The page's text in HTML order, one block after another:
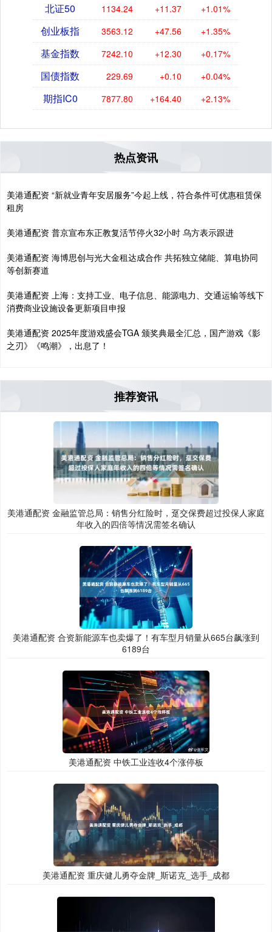
北证50 1134.24 +11.37 +1.01%
创业板指 3563.12 +47.56 +1.35%
基金指数 7242.10 +12.30 +0.17%
国债指数 229.69 +0.10 +0.04%
期指IC0 7877.80 +164.40 +2.13%
热点资讯
美港通配资 “新就业青年安居服务”今起上线，符合条件可优惠租赁保
租房
美港通配资 普京宣布东正教复活节停火32小时 乌方表示跟进
美港通配资 海博思创与光大金租达成合作 共拓独立储能、算电协同
等创新赛道
美港通配资 上海：支持工业、电子信息、能源电力、交通运输等线下
消费商业设施设备更新项目申报
美港通配资 2025年度游戏盛会TGA 颁奖典最全汇总，国产游戏《影
之刃》《鸣潮》，出息了！
推荐资讯
美港通配资 金融监管总局：销售分红险时，趸交保费超过投保人家庭
年收入的四倍等情况需签名确认
美港通配资 合资新能源车也卖爆了！有车型月销量从665台飙涨到
6189台
美港通配资 中铁工业连收4个涨停板
美港通配资 重庆健儿勇夺金牌_斯诺克_选手_成都